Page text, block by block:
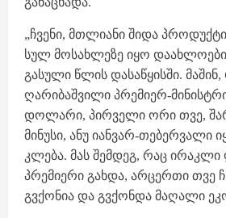
„ჩვენი, მთლიანი შიდა
სულ მოსახლეზე იყო
გასული წლის დასაწყისში.
ღარიბაშვილი პრემიერ-
დოლარი, პირველი ორი თვე,
მინუსი, ანუ იანვარ-თებერვალი
კლება. მას შემდეგ, რაც
პრემიერი გახდა, არცერთი თვე
გვქონია და გვქონდა მაღალი